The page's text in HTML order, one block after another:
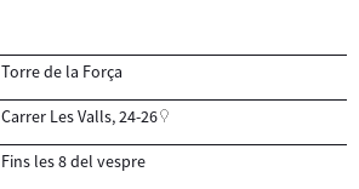
Torre de la Força
Carrer Les Valls, 24-26
Fins les 8 del vespre